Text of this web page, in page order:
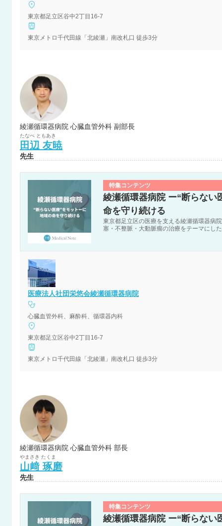
東京都足立区谷中2丁目16-7
東京メトロ千代田線「北綾瀬」南改札口 徒歩3分
綾瀬循環器病院 心臓血管外科 副部長
たなべ ともあき
田辺 友暁
先生
特集コンテンツ
綾瀬循環器病院 ー“断らない
命を守り続ける
東京都足立区の医療を支える綾瀬循環器病
塞・不整脈・大動脈瘤の治療をテーマにし
医療法人社団栄悠会綾瀬循環器病院
心臓血管外科、麻酔科、循環器内科
東京都足立区谷中2丁目16-7
東京メトロ千代田線「北綾瀬」南改札口 徒歩3分
綾瀬循環器病院 心臓血管外科 部長
やまさき たくま
山﨑 琢磨
先生
特集コンテンツ
綾瀬循環器病院 ー“断らない